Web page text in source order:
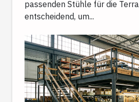
passenden Stühle für die
entscheidend, um...